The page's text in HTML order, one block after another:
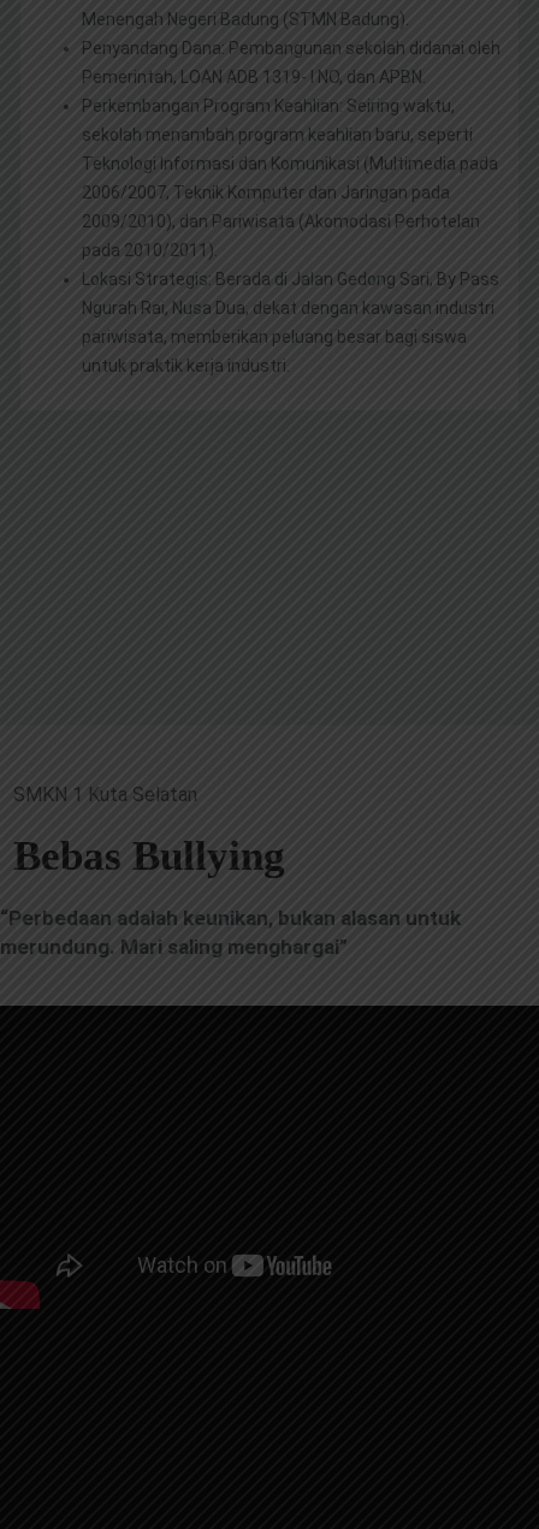
Menengah Negeri Badung (STMN Badung).
Penyandang Dana: Pembangunan sekolah didanai oleh
Pemerintah, LOAN ADB 1319- I NO, dan APBN.
Perkembangan Program Keahlian: Seiring waktu,
sekolah menambah program keahlian baru, seperti
Teknologi Informasi dan Komunikasi (Multimedia pada
2006/2007, Teknik Komputer dan Jaringan pada
2009/2010), dan Pariwisata (Akomodasi Perhotelan
pada 2010/2011).
Lokasi Strategis: Berada di Jalan Gedong Sari, By Pass
Ngurah Rai, Nusa Dua, dekat dengan kawasan industri
pariwisata, memberikan peluang besar bagi siswa
untuk praktik kerja industri.
SMKN 1 Kuta Selatan
Bebas Bullying
“Perbedaan adalah keunikan, bukan alasan untuk
merundung. Mari saling menghargai”